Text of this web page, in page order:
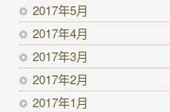
2017年5月
2017年4月
2017年3月
2017年2月
2017年1月